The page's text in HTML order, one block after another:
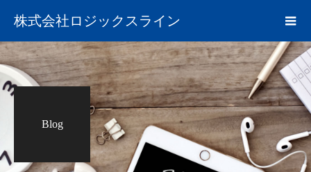
株式会社ロジックスライン
Blog